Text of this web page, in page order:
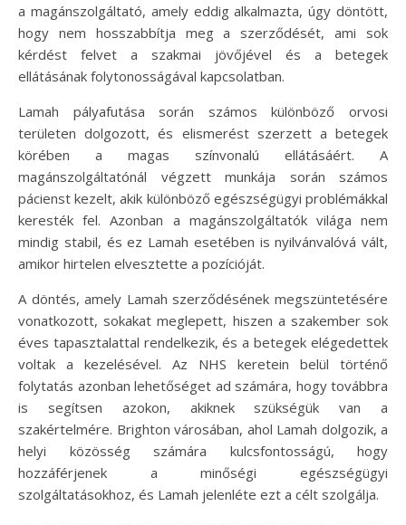
a magánszolgáltató, amely eddig alkalmazta, úgy döntött,
hogy nem hosszabbítja meg a szerződését, ami sok
kérdést felvet a szakmai jövőjével és a betegek
ellátásának folytonosságával kapcsolatban.
Lamah pályafutása során számos különböző orvosi
területen dolgozott, és elismerést szerzett a betegek
körében a magas színvonalú ellátásáért. A
magánszolgáltatónál végzett munkája során számos
pácienst kezelt, akik különböző egészségügyi problémákkal
keresték fel. Azonban a magánszolgáltatók világa nem
mindig stabil, és ez Lamah esetében is nyilvánvalóvá vált,
amikor hirtelen elvesztette a pozícióját.
A döntés, amely Lamah szerződésének megszüntetésére
vonatkozott, sokakat meglepett, hiszen a szakember sok
éves tapasztalattal rendelkezik, és a betegek elégedettek
voltak a kezelésével. Az NHS keretein belül történő
folytatás azonban lehetőséget ad számára, hogy továbbra
is segítsen azokon, akiknek szükségük van a
szakértelmére. Brighton városában, ahol Lamah dolgozik, a
helyi közösség számára kulcsfontosságú, hogy
hozzáférjenek a minőségi egészségügyi
szolgáltatásokhoz, és Lamah jelenléte ezt a célt szolgálja.